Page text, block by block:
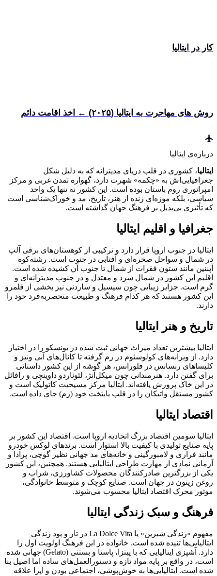
کار در ایتالیا
روش های مهاجرت به ایتالیا (۲۰۲۵) ← اخذ اقامت دائم
درباره‌ی ایتالیا
ایتالیا، کشوری در قلب دریای مدیترانه که به دلیل شکل
جغرافیایی‌اش به «چکمه» شهرت دارد، گهواره تمدن غربی و مرکز
امپراتوری روم باستان بوده است. این کشور نه تنها یک واحد
سیاسی، بلکه موزه‌ای زنده از هنر، تاریخ، مد و خوراک‌شناسی است
که تأثیری بی‌پدیل بر فرهنگ جهان گذاشته است.
جغرافیا و اقلیم ایتالیا
ایتالیا در جنوب اروپا قرار دارد و ترکیبی از کوهستان‌های برفی آلپ
در شمال و سواحل صخره‌ای و آفتابی در جنوب است. رشته‌کوه
آپننین مانند ستون فقرات از شمال تا جنوب آن کشیده شده است.
اقلیم این کشور در شمال سرد و معتدل و در جنوب مدیترانه‌ای و
گرم است. جزایر زیبایی چون سیسیل و ساردنی نیز بخشی از قلمرو
این کشور هستند که هر کدام فرهنگ و طبیعت منحصربه‌فرد خود را
دارند.
تاریخ و هنر ایتالیا
ایتالیا بیشترین تعداد میراث جهانی ثبت شده در یونسکو را در اختیار
دارد. از ویرانه‌های کولوسئوم در رم گرفته تا کانال‌های آبی ونیز و
کلیساهای رنسانس در فلورانس، هر گوشه از این کشور داستانی
برای گفتن دارد. هنرمندانی چون میکل‌آنژ، لئوناردو داوینچی و رافائل
در این خاک پرورش یافته‌اند. ایتالیا مرکز مسیحیت کاتولیک است و
کشور مستقل واتیکان را در قلب پایتخت خود (رم) جای داده است.
اقتصاد ایتالیا
ایتالیا سومین اقتصاد بزرگ اتحادیه اروپا است. اقتصاد این کشور بر
پایه صنایع تولیدی با کیفیت بالا استوار است. برندهای لوکس خودرو
مانند فراری و لامبورگینی و خانه‌های مد جهانی نظیر گوچی، پرادا و
آرمانی نمادی از مهارت طراحی ایتالیایی هستند. همچنین، این کشور
یکی از بزرگترین صادرکنندگان محصولات کشاورزی، شراب و
روغن زیتون در جهان است. صنایع کوچک و متوسط خانوادگی،
موتور محرک اقتصاد ایتالیا محسوب می‌شوند.
فرهنگ و سبک زندگی ایتالیا
مفهوم «زندگی شیرین» یا La Dolce Vita در تار و پود زندگی
ایتالیایی‌ها تنیده شده است. خانواده در این فرهنگ اولویت اول را
دارد. آشپزی ایتالیایی که با پیتزا، پاستا و بستنی (Gelato) جهانی شده
است، در واقع بر پایه مواد تازه و دستورالعمل‌های ساده اما اصیل بنا
شده است. ایتالیایی‌ها به خوش‌پوشی، اجتماعی بودن و اپرا علاقه